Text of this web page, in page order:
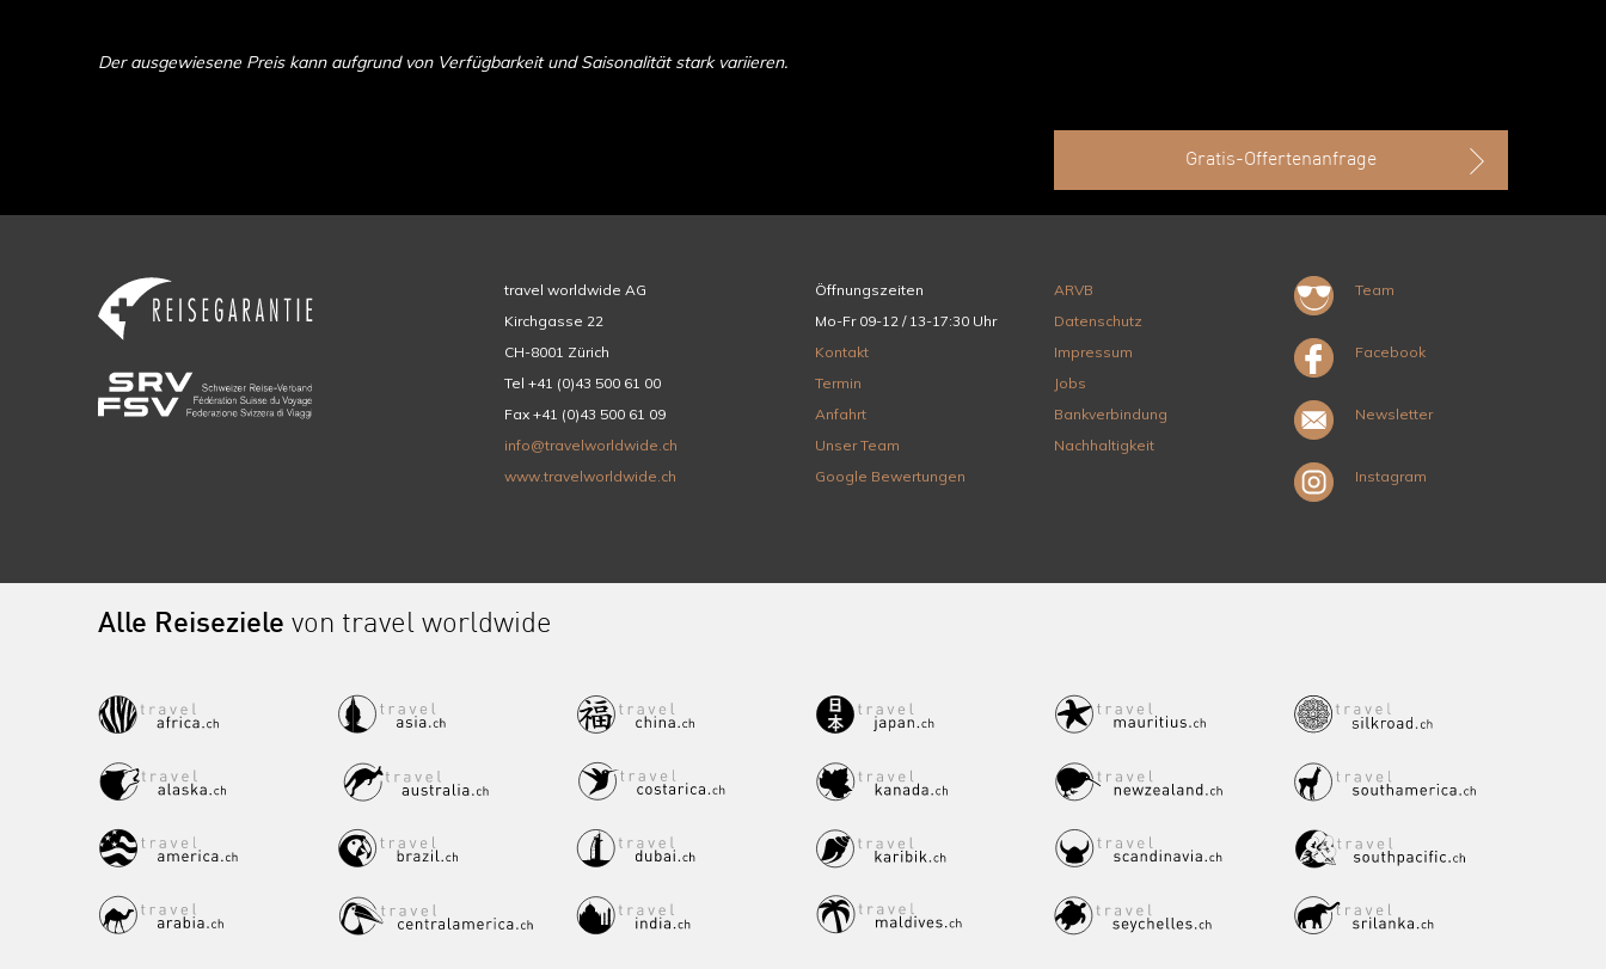
Der ausgewiesene Preis kann aufgrund von Verfügbarkeit und Saisonalität stark variieren.
Gratis-Offertenanfrage
travel worldwide AG
Kirchgasse 22
CH-8001 Zürich
Tel +41 (0)43 500 61 00
Fax +41 (0)43 500 61 09
info@travelworldwide.ch
www.travelworldwide.ch
Öffnungszeiten
Mo-Fr 09-12 / 13-17:30 Uhr
Kontakt
Termin
Anfahrt
Unser Team
Google Bewertungen
ARVB
Datenschutz
Impressum
Jobs
Bankverbindung
Nachhaltigkeit
Team
Facebook
Newsletter
Instagram
Alle Reiseziele von travel worldwide